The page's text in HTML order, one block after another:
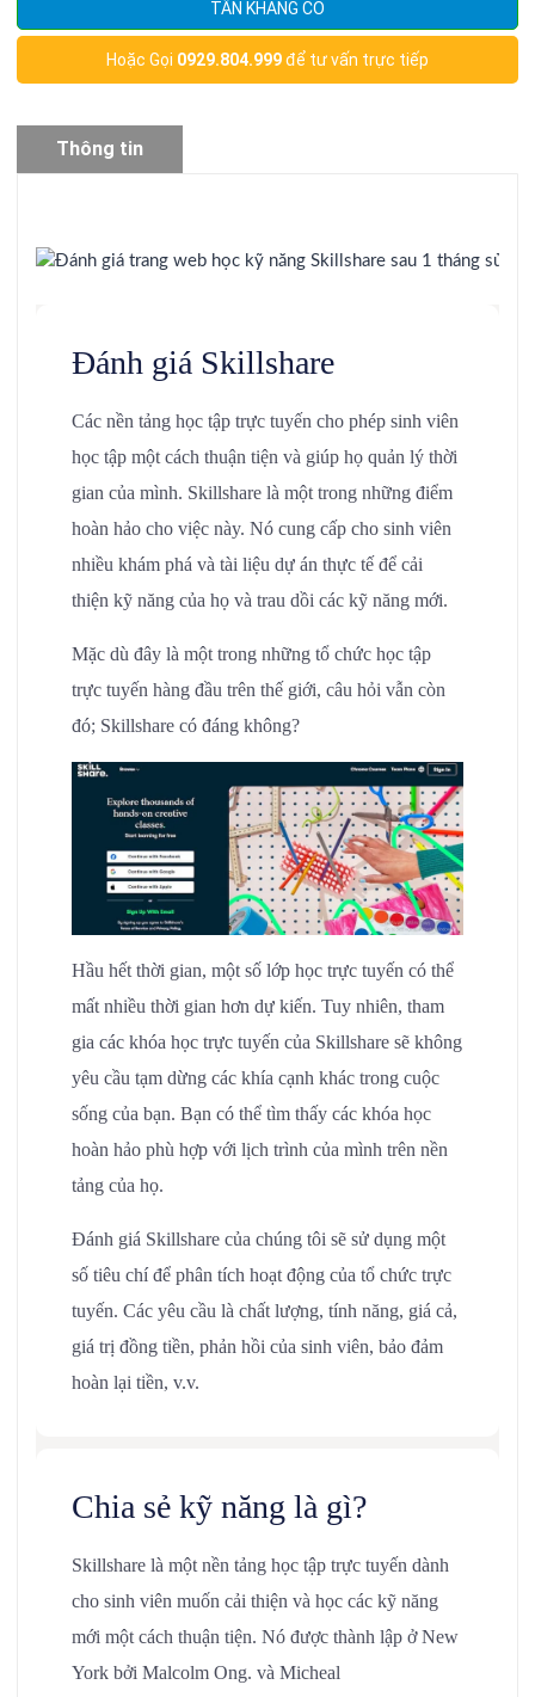
TÂN KHANG CO
Hoặc Gọi 0929.804.999để tư vấn trực tiếp
Thông tin
Đánh giá Skillshare
Các nền tảng học tập trực tuyến cho phép sinh viên
học tập một cách thuận tiện và giúp họ quản lý thời
gian của mình. Skillshare là một trong những điểm
hoàn hảo cho việc này. Nó cung cấp cho sinh viên
nhiều khám phá và tài liệu dự án thực tế để cải
thiện kỹ năng của họ và trau dồi các kỹ năng mới.
Mặc dù đây là một trong những tổ chức học tập
trực tuyến hàng đầu trên thế giới, câu hỏi vẫn còn
đó; Skillshare có đáng không?
Hầu hết thời gian, một số lớp học trực tuyến có thể
mất nhiều thời gian hơn dự kiến. Tuy nhiên, tham
gia các khóa học trực tuyến của Skillshare sẽ không
yêu cầu tạm dừng các khía cạnh khác trong cuộc
sống của bạn. Bạn có thể tìm thấy các khóa học
hoàn hảo phù hợp với lịch trình của mình trên nền
tảng của họ.
Đánh giá Skillshare của chúng tôi sẽ sử dụng một
số tiêu chí để phân tích hoạt động của tổ chức trực
tuyến. Các yêu cầu là chất lượng, tính năng, giá cả,
giá trị đồng tiền, phản hồi của sinh viên, bảo đảm
hoàn lại tiền, v.v.
Chia sẻ kỹ năng là gì?
Skillshare là một nền tảng học tập trực tuyến dành
cho sinh viên muốn cải thiện và học các kỹ năng
mới một cách thuận tiện. Nó được thành lập ở New
York bởi Malcolm Ong. và Micheal